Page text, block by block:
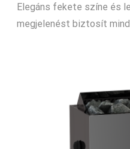
Elegáns fekete színe és
megjelenést biztosít